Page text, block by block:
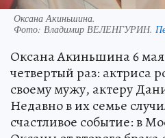
Оксана Акиньшина.
Фото: Владимир ВЕЛЕНГУРИН.
Оксана Акиньшина 6
четвертый раз: актриса
своему мужу, актеру
Недавно в их семье
счастливое событие: в